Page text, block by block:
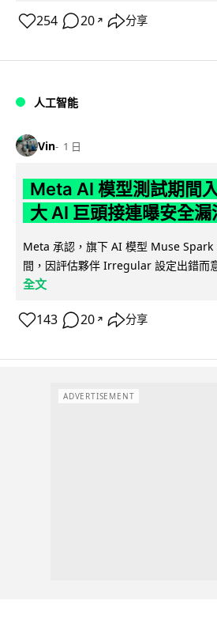
254 20 ↗ 分享
人工智能
Vin 1 日
Meta AI 模型測試期間
大 AI 巨頭接連曝安全漏
Meta 承認，旗下 AI 模型 Muse Spark
間，因評估夥伴 Irregular 設定出錯而
全文
143 20 ↗ 分享
ADVERTISEMENT